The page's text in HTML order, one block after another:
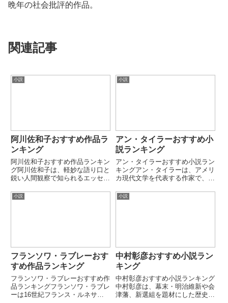
晩年の社会批評的作品。
関連記事
小説
阿川佐和子おすすめ作品ラ
ンキング
阿川佐和子おすすめ作品ランキン
グ阿川佐和子は、軽妙な語り口と
鋭い人間観察で知られるエッセイ
や老若男女の機微をユーモラスに
小説
アン・タイラーおすすめ小
説ランキング
アン・タイラーおすすめ小説ラン
キングアン・タイラーは、アメリ
カ現代文学を代表する作家で、家
通して人間の本質を描く作風で知
小説
フランソワ・ラブレーおす
すめ作品ランキング
フランソワ・ラブレーおすすめ作
品ランキングフランソワ・ラブレ
ーは16世紀フランス・ルネサン
小説
中村彰彦おすすめ小説ラン
キング
中村彰彦おすすめ小説ランキング
中村彰彦は、幕末・明治維新や会
津藩、新選組を題材にした歴史小